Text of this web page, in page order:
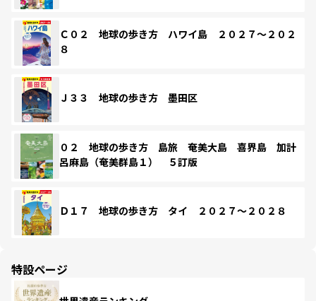
Ｃ０２ 地球の歩き方 ハワイ島 ２０２７～２０２
８
Ｊ３３ 地球の歩き方 墨田区
０２ 地球の歩き方 島旅 奄美大島 喜界島 加計
呂麻島（奄美群島１） ５訂版
Ｄ１７ 地球の歩き方 タイ ２０２７～２０２８
特設ページ